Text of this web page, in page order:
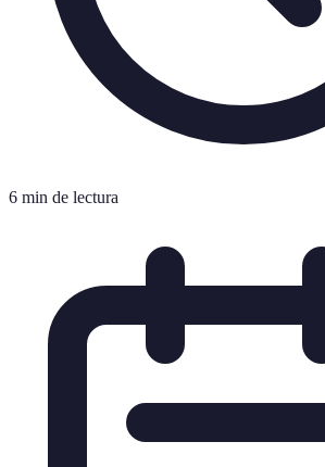
6 min de lectura